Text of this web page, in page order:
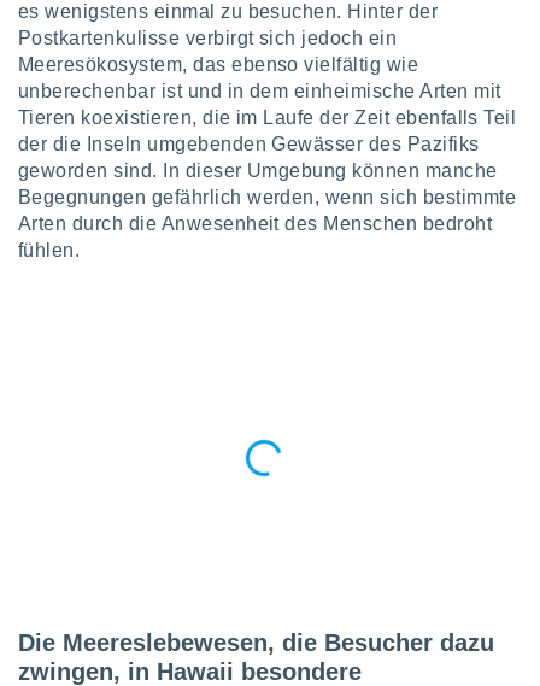
Partner
es uns
das
der
verfolgen
Profil zu
Ihnen
es wenigstens einmal zu besuchen. Hinter der
Postkartenkulisse verbirgt sich jedoch ein
Meeresökosystem, das ebenso vielfältig wie
unberechenbar ist und in dem einheimische Arten mit
Tieren koexistieren, die im Laufe der Zeit ebenfalls Teil
der die Inseln umgebenden Gewässer des Pazifiks
geworden sind. In dieser Umgebung können manche
Begegnungen gefährlich werden, wenn sich bestimmte
Arten durch die Anwesenheit des Menschen bedroht
fühlen.
Die Meereslebewesen, die Besucher dazu
zwingen, in Hawaii besondere